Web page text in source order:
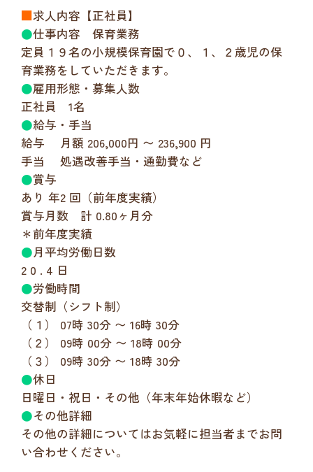
■求人内容【正社員】
●仕事内容 保育業務
定員１９名の小規模保育園で０、１、２歳児の保
育業務をしていただきます。
●雇用形態・募集人数
正社員 1名
●給与・手当
給与 月額 206,000円 〜 236,900 円
手当 処遇改善手当・通勤費など
●賞与
あり 年2 回（前年度実績）
賞与月数 計 0.80ヶ月分
＊前年度実績
●月平均労働日数
2 0 . 4 日
●労働時間
交替制（シフト制）
（１） 07時 30分 〜 16時 30分
（２） 09時 00分 〜 18時 00分
（３） 09時 30分 〜 18時 30分
●休日
日曜日・祝日・その他（年末年始休暇など）
●その他詳細
その他の詳細についてはお気軽に担当者までお問
い合わせください。